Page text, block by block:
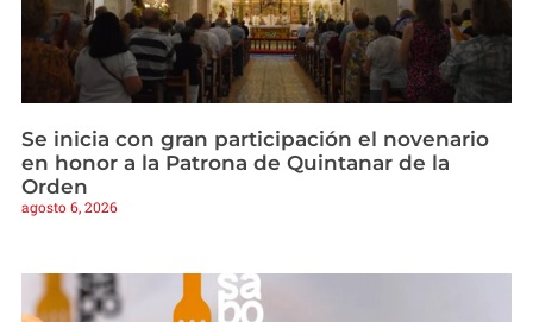
Se inicia con gran participación el novenario
en honor a la Patrona de Quintanar de la
Orden
agosto 6, 2026